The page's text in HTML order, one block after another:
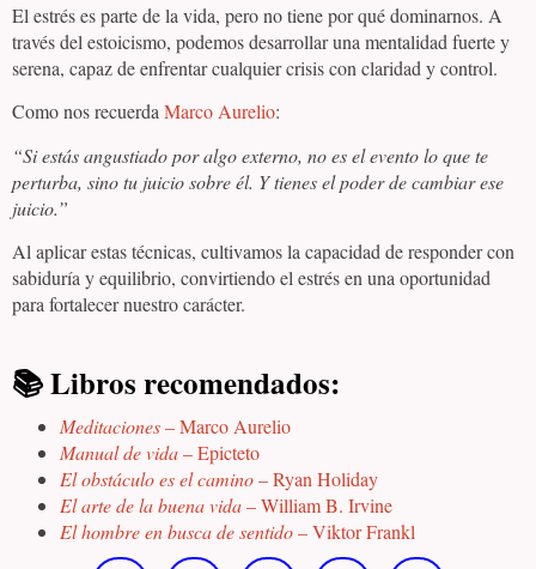
El estrés es parte de la vida, pero no tiene por qué dominarnos. A
través del estoicismo, podemos desarrollar una mentalidad fuerte y
serena, capaz de enfrentar cualquier crisis con claridad y control.
Como nos recuerdaMarco Aurelio:
“Si estás angustiado por algo externo, no es el evento lo que te
perturba, sino tu juicio sobre él. Y tienes el poder de cambiar ese
juicio.”
Al aplicar estas técnicas, cultivamos la capacidad de responder con
sabiduría y equilibrio, convirtiendo el estrés en una oportunidad
para fortalecer nuestro carácter.
📚Libros recomendados:
Meditaciones– Marco Aurelio
Manual de vida– Epicteto
El obstáculo es el camino– Ryan Holiday
El arte de la buena vida– William B. Irvine
El hombre en busca de sentido– Viktor Frankl